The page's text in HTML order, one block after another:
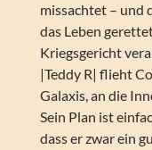
missachtet – und
das Leben
Kriegsgericht
|Teddy R| flieht
Galaxis, an die
Sein Plan ist
dass er zwar ein